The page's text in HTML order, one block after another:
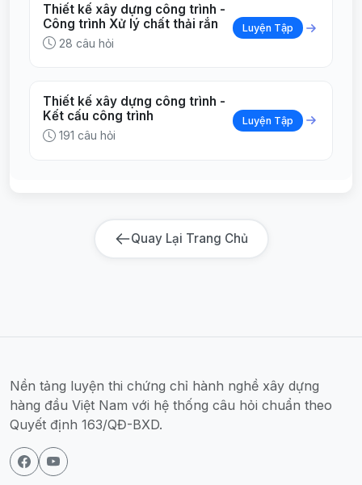
Thiết kế xây dựng công trình -
Công trình Xử lý chất thải rắn
28 câu hỏi
Luyện Tập
Thiết kế xây dựng công trình -
Kết cấu công trình
191 câu hỏi
Luyện Tập
Quay Lại Trang Chủ
Nền tảng luyện thi chứng chỉ hành nghề xây dựng
hàng đầu Việt Nam với hệ thống câu hỏi chuẩn theo
Quyết định 163/QĐ-BXD.